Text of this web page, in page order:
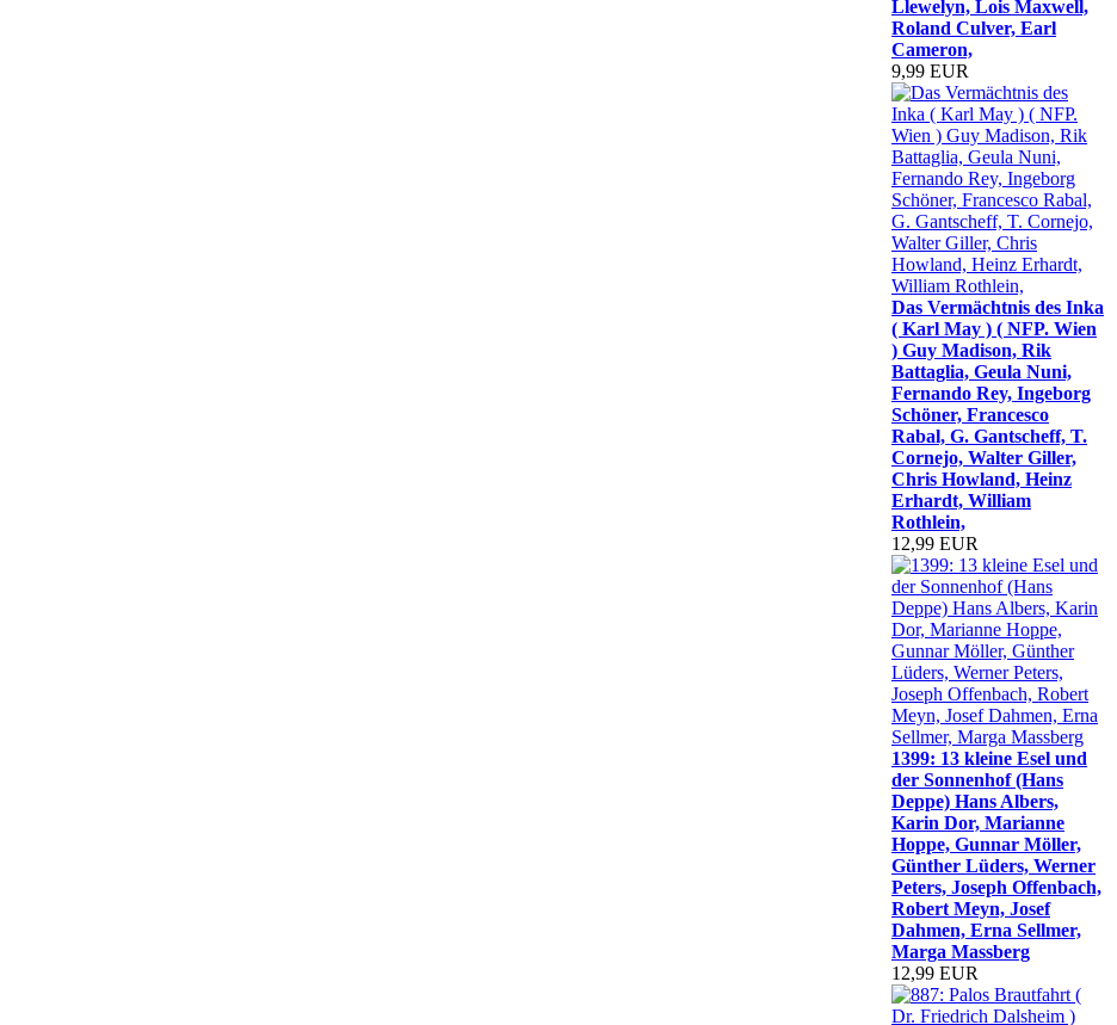
Llewelyn, Lois Maxwell,
Roland Culver, Earl
Cameron,
9,99 EUR
Das Vermächtnis des Inka
( Karl May ) ( NFP. Wien
) Guy Madison, Rik
Battaglia, Geula Nuni,
Fernando Rey, Ingeborg
Schöner, Francesco
Rabal, G. Gantscheff, T.
Cornejo, Walter Giller,
Chris Howland, Heinz
Erhardt, William
Rothlein,
12,99 EUR
1399: 13 kleine Esel und
der Sonnenhof (Hans
Deppe) Hans Albers,
Karin Dor, Marianne
Hoppe, Gunnar Möller,
Günther Lüders, Werner
Peters, Joseph Offenbach,
Robert Meyn, Josef
Dahmen, Erna Sellmer,
Marga Massberg
12,99 EUR